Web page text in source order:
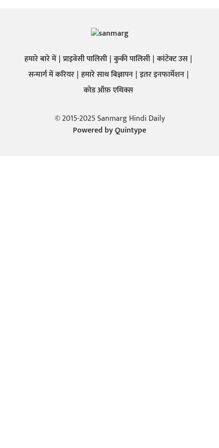
हमारे बारे में प्राइवेसी पालिसी कुकी पालिसी कांटेक्ट उस
सन्मार्ग में करियर हमारे साथ बिज्ञापन इतर इनफार्मेशन
कोड ऑफ़ एथिक्स
© 2015-2025 Sanmarg Hindi Daily
Powered byQuintype